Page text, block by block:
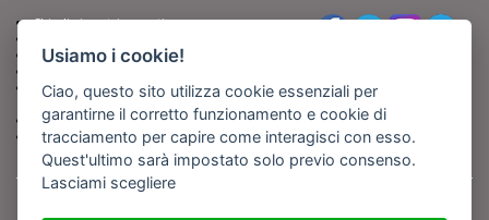
Chiedi ai nostri esperti
Fai pubblicità con noi
Iscriviti al nostro corso di
giornalismo
Compra i nostri libri
Entra in Barinedita Map
Copyright BARIREPORT s.a.s. All rights reserved - Tutte le fotografie recanti il
Usiamo i cookie!
Ciao, questo sito utilizza cookie essenziali per
garantirne il corretto funzionamento e cookie di
tracciamento per capire come interagisci con esso.
Quest'ultimo sarà impostato solo previo consenso.
Lasciami scegliere